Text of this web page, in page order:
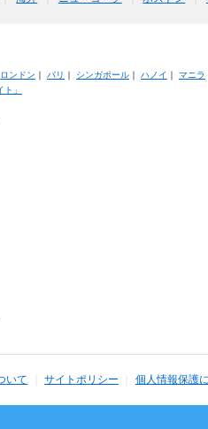
ロンドン ｜ パリ ｜ シンガポール｜ ハノイ ｜ マニラ
」
いて サイトポリシー 個人情報保護